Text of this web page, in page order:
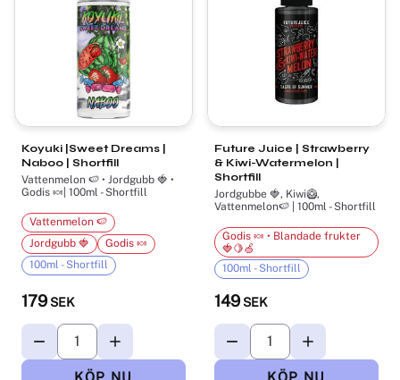
Koyuki |Sweet Dreams |
Naboo | Shortfill
Vattenmelon 🍉 • Jordgubb 🍓 •
Godis 🍬| 100ml - Shortfill
179 SEK
Vattenmelon 🍉
Jordgubb 🍓
Godis 🍬
100ml - Shortfill
Future Juice | Strawberry
& Kiwi-Watermelon |
Shortfill
Jordgubbe 🍓, Kiwi🥝,
Vattenmelon🍉 | 100ml - Shortfill
149 SEK
Godis 🍬 • Blandade frukter
🍓🍋🍏
100ml - Shortfill